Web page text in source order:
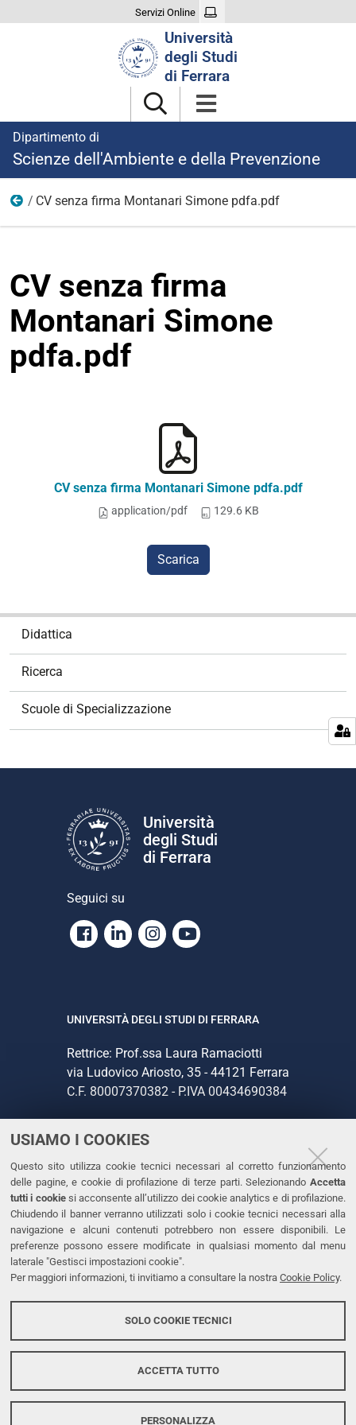
USIAMO I COOKIES
Questo sito utilizza cookie tecnici necessari al corretto funzionamento
delle pagine, e cookie di profilazione di terze parti. Selezionando Accetta
tutti i cookiesi acconsente all’utilizzo dei cookie analytics e di profilazione.
Chiudendo il banner verranno utilizzati solo i cookie tecnici necessari alla
navigazione e alcuni contenuti potrebbero non essere disponibili. Le
preferenze possono essere modificate in qualsiasi momento dal menu
laterale "Gestisci impostazioni cookie".
Per maggiori informazioni, ti invitiamo a consultare la nostra Cookie Policy.
SOLO COOKIE TECNICI
ACCETTA TUTTO
PERSONALIZZA
Servizi Online
Università
degli Studi
di Ferrara
Dipartimento di
Scienze dell'Ambiente e della Prevenzione
Ricerca
CV senza firma Montanari Simone pdfa.pdf
CV senza firma
Montanari Simone
pdfa.pdf
CV senza firma Montanari Simone pdfa.pdf
application/pdf 129.6 KB
Scarica
Didattica
Ricerca
Scuole di Specializzazione
Università
degli Studi
di Ferrara
Seguici su
Facebook
LinkedinInstagram
Youtube
UNIVERSITÀ DEGLI STUDI DI FERRARA
Rettrice: Prof.ssa Laura Ramaciotti
via Ludovico Ariosto, 35 - 44121 Ferrara
C.F. 80007370382 - P.IVA 00434690384
CONTATTI
Tel. +39 0532 293111
Fax. +39 0532 293031
PEC
LINKS
Dichiarazione di accessibilità
Protezione dati personali